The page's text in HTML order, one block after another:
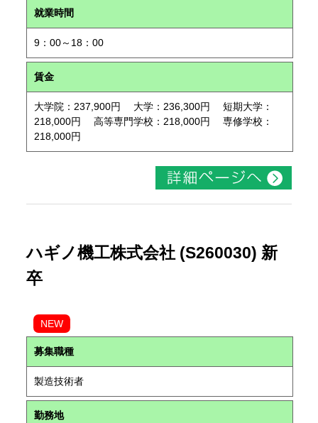
就業時間
9：00～18：00
賃金
大学院：237,900円 大学：236,300円 短期大学：
218,000円 高等専門学校：218,000円 専修学校：
218,000円
ハギノ機工株式会社 (S260030) 新
卒
NEW
募集職種
製造技術者
勤務地